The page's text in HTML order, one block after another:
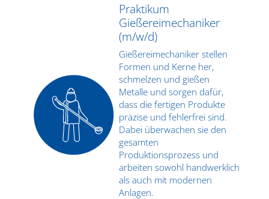
Praktikum
Gießereimechaniker
(m/w/d)
Gießereimechaniker stellen
Formen und Kerne her,
schmelzen und gießen
Metalle und sorgen dafür,
dass die fertigen Produkte
präzise und fehlerfrei sind.
Dabei überwachen sie den
gesamten
Produktionsprozess und
arbeiten sowohl handwerklich
als auch mit modernen
Anlagen.